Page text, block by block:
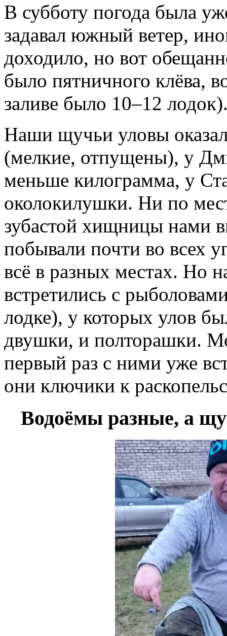
В субботу погода была
задавал южный ветер,
доходило, но вот
было пятничного клёва,
заливе было 10–12
Наши щучьи уловы
(мелкие, отпущены), у
меньше килограмма, у
околокилушки. Ни по
зубастой хищницы нами
побывали почти во всех
всё в разных местах. Но
встретились с
лодке), у которых улов
двушки, и полторашки.
первый раз с ними уже
они ключики к
Водоёмы разные, а